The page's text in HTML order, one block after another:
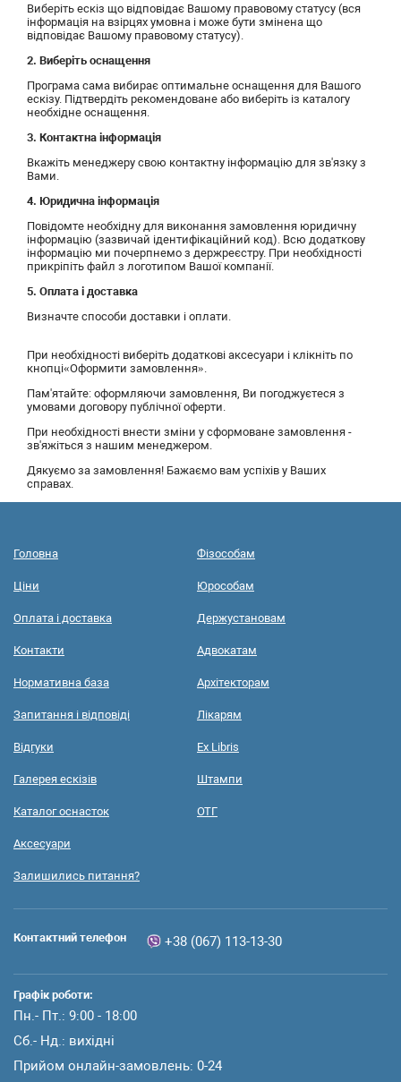
Виберіть ескіз що відповідає Вашому правовому статусу (вся
інформація на взірцях умовна і може бути змінена що
відповідає Вашому правовому статусу).
2. Виберіть оснащення
Програма сама вибирає оптимальне оснащення для Вашого
ескізу. Підтвердіть рекомендоване або виберіть із каталогу
необхідне оснащення.
3. Контактна інформація
Вкажіть менеджеру свою контактну інформацію для зв'язку з
Вами.
4. Юридична інформація
Повідомте необхідну для виконання замовлення юридичну
інформацію (зазвичай ідентифікаційний код). Всю додаткову
інформацію ми почерпнемо з держреєстру. При необхідності
прикріпіть файл з логотипом Вашої компанії.
5. Оплата і доставка
Визначте способи доставки і оплати.
При необхідності виберіть додаткові аксесуари і клікніть по
кнопці«Оформити замовлення».
Пам'ятайте: оформляючи замовлення, Ви погоджуєтеся з
умовами договору публічної оферти.
При необхідності внести зміни у сформоване замовлення -
зв'яжіться з нашим менеджером.
Дякуємо за замовлення! Бажаємо вам успіхів у Ваших
справах.
Головна
Ціни
Оплата і доставка
Контакти
Нормативна база
Запитання і відповіді
Відгуки
Галерея ескізів
Каталог оснасток
Аксесуари
Залишились питання?
Фізособам
Юрособам
Держустановам
Адвокатам
Архітекторам
Лікарям
Ex Libris
Штампи
ОТГ
Контактний телефон +38 (067) 113-13-30
Графік роботи:
Пн.- Пт.: 9:00 - 18:00
Сб.- Нд.: вихідні
Прийом онлайн-замовлень: 0-24